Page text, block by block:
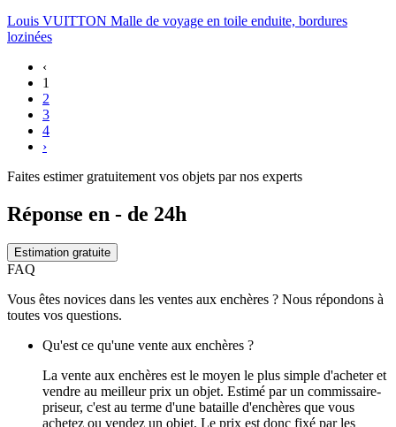
Louis VUITTON Malle de voyage en toile enduite, bordures
lozinées
‹
1
2
3
4
›
Faites estimer gratuitement vos objets par nos experts
Réponse en - de 24h
Estimation gratuite
FAQ
Vous êtes novices dans les ventes aux enchères ? Nous répondons à
toutes vos questions.
Qu'est ce qu'une vente aux enchères ?
La vente aux enchères est le moyen le plus simple d'acheter et
vendre au meilleur prix un objet. Estimé par un commissaire-
priseur, c'est au terme d'une bataille d'enchères que vous
achetez ou vendez un objet. Le prix est donc fixé par les